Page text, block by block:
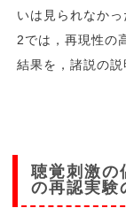
いは見られなか
2では，再現性の
結果を，諸説の説
聴覚刺激の
の再認実験